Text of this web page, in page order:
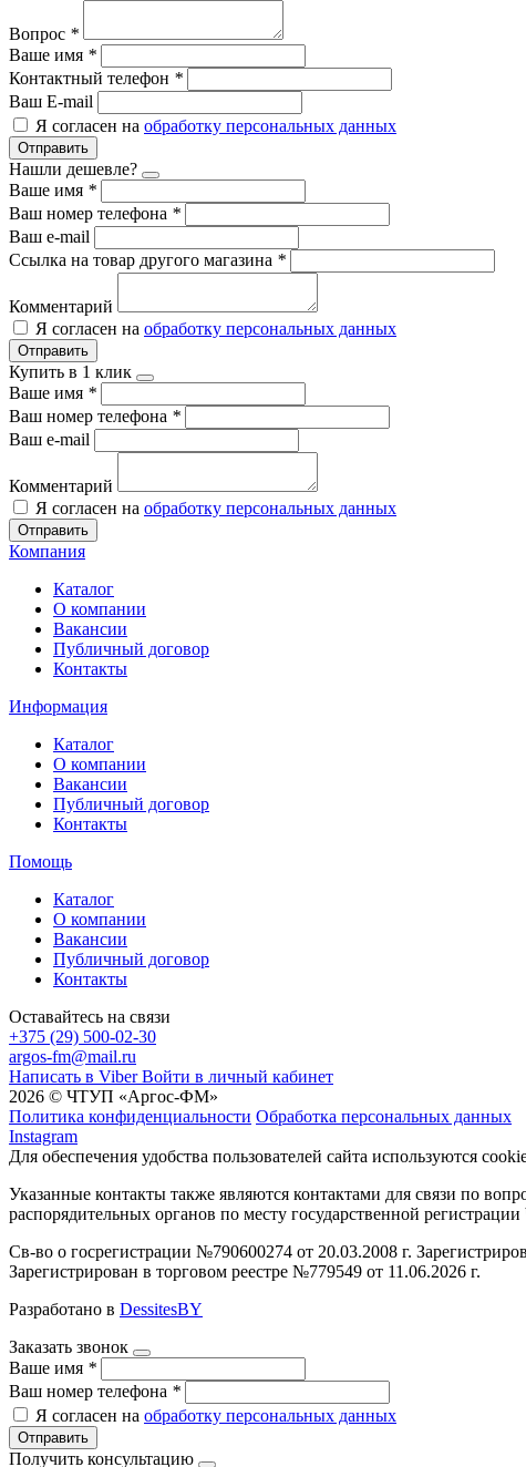
Вопрос *
Ваше имя *
Контактный телефон *
Ваш E-mail
Я согласен на обработку персональных данных
Отправить
Нашли дешевле?
Ваше имя *
Ваш номер телефона *
Ваш e-mail
Ссылка на товар другого магазина *
Комментарий
Я согласен на обработку персональных данных
Отправить
Купить в 1 клик
Ваше имя *
Ваш номер телефона *
Ваш e-mail
Комментарий
Я согласен на обработку персональных данных
Отправить
Компания
Каталог
О компании
Вакансии
Публичный договор
Контакты
Информация
Каталог
О компании
Вакансии
Публичный договор
Контакты
Помощь
Каталог
О компании
Вакансии
Публичный договор
Контакты
Оставайтесь на связи
+375 (29) 500-02-30
argos-fm@mail.ru
Написать в Viber Войти в личный кабинет
2026 © ЧТУП «Аргос-ФМ»
Политика конфиденциальности Обработка персональных данных
Instagram
Для обеспечения удобства пользователей сайта используются
Указанные контакты также являются контактами для связи по
распорядительных органов по месту государственной
Св-во о госрегистрации №790600274 от 20.03.2008 г.
Зарегистрирован в торговом реестре №779549 от 11.06.2026 г.
Разработано в DessitesBY
Заказать звонок
Ваше имя *
Ваш номер телефона *
Я согласен на обработку персональных данных
Отправить
Получить консультацию